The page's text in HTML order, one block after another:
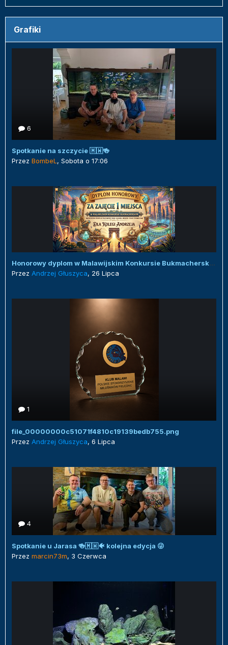
Grafiki
6
Spotkanie na szczycie 🇲🇼🍻
Przez BombeL , Sobota o 17:06
Honorowy dyplom w Malawijskim Konkursie Bukmacherskim :)
Przez Andrzej Głuszyca, 26 Lipca
1
file_00000000c51071f4810c19139bedb755.png
Przez Andrzej Głuszyca, 6 Lipca
4
Spotkanie u Jarasa 🍻🇲🇼🐠 kolejna edycja 😜
Przez marcin73m, 3 Czerwca